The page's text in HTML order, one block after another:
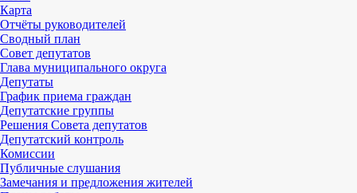
Карта
Отчёты руководителей
Сводный план
Совет депутатов
Глава муниципального округа
Депутаты
График приема граждан
Депутатские группы
Решения Совета депутатов
Депутатский контроль
Комиссии
Публичные слушания
Замечания и предложения жителей